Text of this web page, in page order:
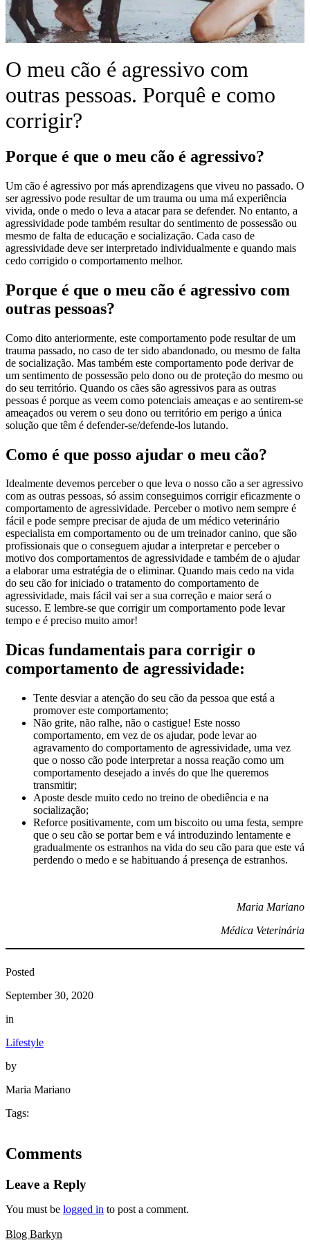
O meu cão é agressivo com
outras pessoas. Porquê e como
corrigir?
Porque é que o meu cão é agressivo?
Um cão é agressivo por más aprendizagens que viveu no passado. O
ser agressivo pode resultar de um trauma ou uma má experiência
vivida, onde o medo o leva a atacar para se defender. No entanto, a
agressividade pode também resultar do sentimento de possessão ou
mesmo de falta de educação e socialização. Cada caso de
agressividade deve ser interpretado individualmente e quando mais
cedo corrigido o comportamento melhor.
Porque é que o meu cão é agressivo com
outras pessoas?
Como dito anteriormente, este comportamento pode resultar de um
trauma passado, no caso de ter sido abandonado, ou mesmo de falta
de socialização. Mas também este comportamento pode derivar de
um sentimento de possessão pelo dono ou de proteção do mesmo ou
do seu território. Quando os cães são agressivos para as outras
pessoas é porque as veem como potenciais ameaças e ao sentirem-se
ameaçados ou verem o seu dono ou território em perigo a única
solução que têm é defender-se/defende-los lutando.
Como é que posso ajudar o meu cão?
Idealmente devemos perceber o que leva o nosso cão a ser agressivo
com as outras pessoas, só assim conseguimos corrigir eficazmente o
comportamento de agressividade. Perceber o motivo nem sempre é
fácil e pode sempre precisar de ajuda de um médico veterinário
especialista em comportamento ou de um treinador canino, que são
profissionais que o conseguem ajudar a interpretar e perceber o
motivo dos comportamentos de agressividade e também de o ajudar
a elaborar uma estratégia de o eliminar. Quando mais cedo na vida
do seu cão for iniciado o tratamento do comportamento de
agressividade, mais fácil vai ser a sua correção e maior será o
sucesso. E lembre-se que corrigir um comportamento pode levar
tempo e é preciso muito amor!
Dicas fundamentais para corrigir o
comportamento de agressividade:
Tente desviar a atenção do seu cão da pessoa que está a
promover este comportamento;
Não grite, não ralhe, não o castigue! Este nosso
comportamento, em vez de os ajudar, pode levar ao
agravamento do comportamento de agressividade, uma vez
que o nosso cão pode interpretar a nossa reação como um
comportamento desejado a invés do que lhe queremos
transmitir;
Aposte desde muito cedo no treino de obediência e na
socialização;
Reforce positivamente, com um biscoito ou uma festa, sempre
que o seu cão se portar bem e vá introduzindo lentamente e
gradualmente os estranhos na vida do seu cão para que este vá
perdendo o medo e se habituando á presença de estranhos.
Maria Mariano
Médica Veterinária
Posted
September 30, 2020
in
Lifestyle
by
Maria Mariano
Tags:
Comments
Leave a Reply
You must be logged in to post a comment.
Blog Barkyn